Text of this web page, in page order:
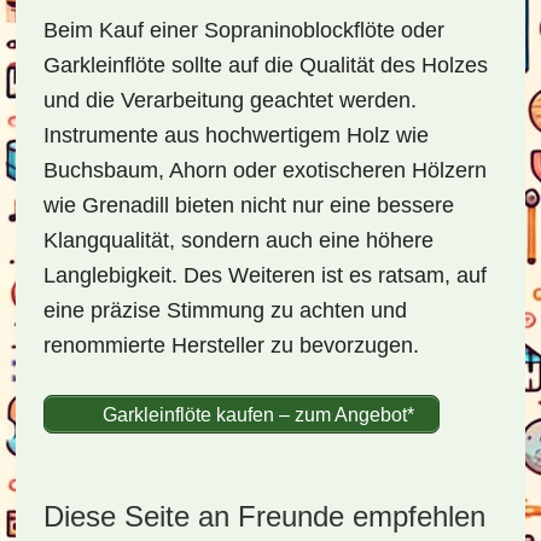
Beim Kauf einer Sopraninoblockflöte oder
Garkleinflöte sollte auf die Qualität des Holzes
und die Verarbeitung geachtet werden.
Instrumente aus hochwertigem Holz wie
Buchsbaum, Ahorn oder exotischeren Hölzern
wie Grenadill bieten nicht nur eine bessere
Klangqualität, sondern auch eine höhere
Langlebigkeit. Des Weiteren ist es ratsam, auf
eine präzise Stimmung zu achten und
renommierte Hersteller zu bevorzugen.
Garkleinflöte kaufen – zum Angebot*
Diese Seite an Freunde empfehlen